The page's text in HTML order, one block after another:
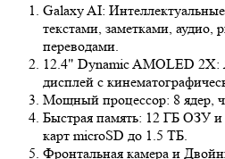
Galaxy AI:
текстами, заметками, аудио,
переводами.
12.4" Dynamic AMOLED
дисплей с
Мощный процессор: 8 ядер,
Быстрая память: 12 ГБ ОЗУ
карт microSD до 1.5 ТБ.
Фронтальная камера и